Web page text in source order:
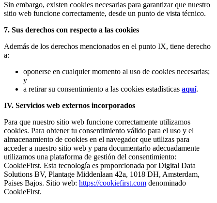
Sin embargo, existen cookies necesarias para garantizar que nuestro
sitio web funcione correctamente, desde un punto de vista técnico.
7. Sus derechos con respecto a las cookies
Además de los derechos mencionados en el punto IX, tiene derecho
a:
oponerse en cualquier momento al uso de cookies necesarias;
y
a retirar su consentimiento a las cookies estadísticas aquí.
IV. Servicios web externos incorporados
Para que nuestro sitio web funcione correctamente utilizamos
cookies. Para obtener tu consentimiento válido para el uso y el
almacenamiento de cookies en el navegador que utilizas para
acceder a nuestro sitio web y para documentarlo adecuadamente
utilizamos una plataforma de gestión del consentimiento:
CookieFirst. Esta tecnología es proporcionada por Digital Data
Solutions BV, Plantage Middenlaan 42a, 1018 DH, Amsterdam,
Países Bajos. Sitio web: https://cookiefirst.com denominado
CookieFirst.